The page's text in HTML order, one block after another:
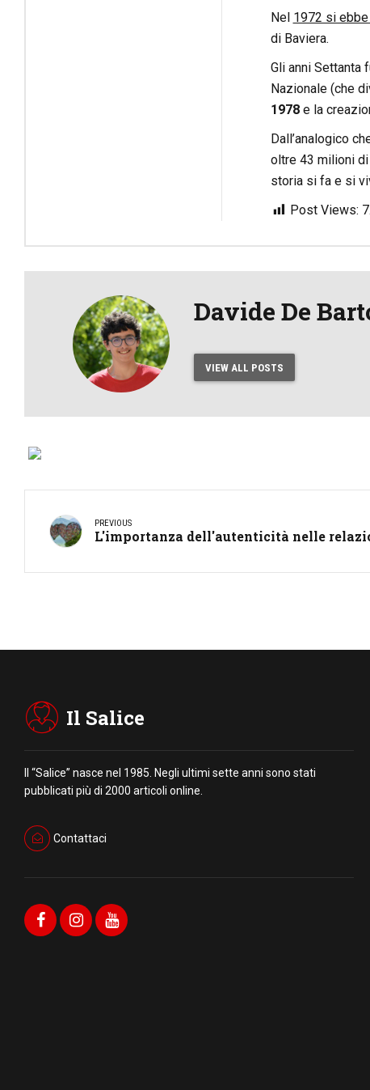
Nel 1972 si
di Baviera.
Gli anni Settanta
Nazionale (che
1978e la
Dall’analogico
oltre 43 milioni
storia si fa e si
Post Views:
Davide De
VIEW ALL POSTS
PREVIOUS
L'importanza dell'autenticità nelle
Il Salice
Il “Salice” nasce nel 1985. Negli ultimi sette anni sono stati
pubblicati più di 2000 articoli online.
Contattaci